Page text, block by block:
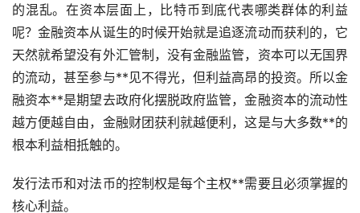
的混乱。在资本层面上，比特币到底代表哪类群体的利益
呢？金融资本从诞生的时候开始就是追逐流动而获利的，它
天然就希望没有外汇管制，没有金融监管，资本可以无国界
的流动，甚至参与**见不得光，但利益高昂的投资。所以金
融资本**是期望去政府化摆脱政府监管，金融资本的流动性
越方便越自由，金融财团获利就越便利，这是与大多数**的
根本利益相抵触的。
发行法币和对法币的控制权是每个主权**需要且必须掌握的
核心利益。